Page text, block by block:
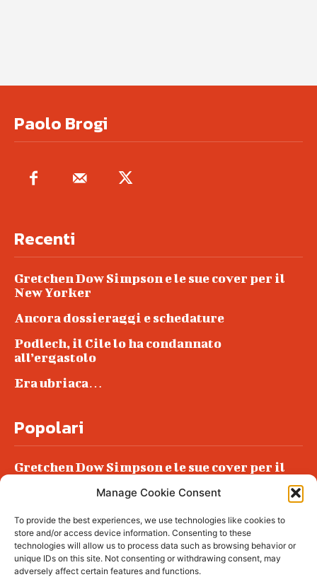
Manage Cookie Consent
To provide the best experiences, we use technologies like cookies to
store and/or access device information. Consenting to these
technologies will allow us to process data such as browsing behavior or
unique IDs on this site. Not consenting or withdrawing consent, may
adversely affect certain features and functions.
Paolo Brogi
Recenti
Gretchen Dow Simpson e le sue cover per il
New Yorker
Ancora dossieraggi e schedature
Podlech, il Cile lo ha condannato
all’ergastolo
Era ubriaca…
Popolari
Gretchen Dow Simpson e le sue cover per il
Podlech, il Cile lo ha condannato
all’ergastolo
Era ubriaca…